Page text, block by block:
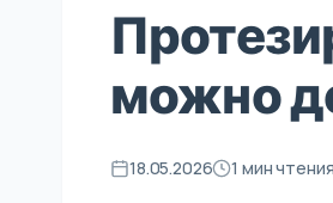
можно
18.05.2026 1 мин чтения